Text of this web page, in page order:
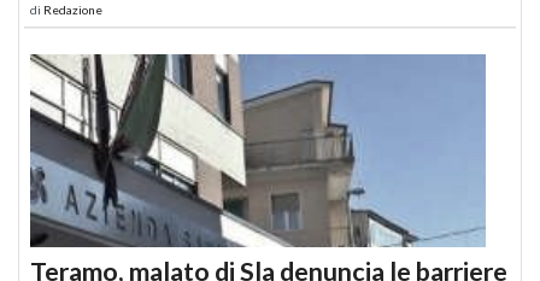
di Redazione
Teramo, malato di Sla denuncia le barriere